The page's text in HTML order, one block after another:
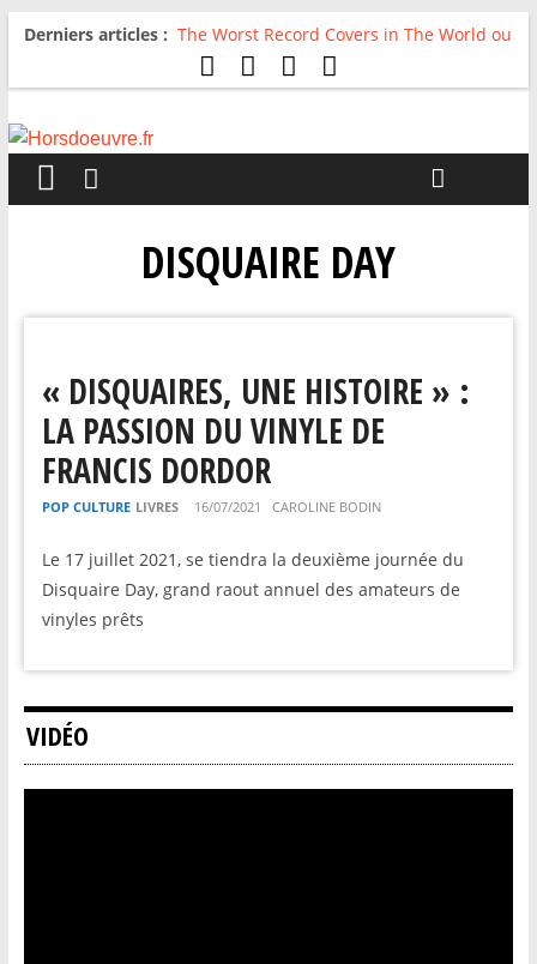
Derniers articles : The Worst Record Covers in The World ou
Comment rire du pire
Avril 2026 : C’est dans les vieux pots
For The First Time, Again : Tyler Ballgame
DISQUAIRE DAY
« DISQUAIRES, UNE HISTOIRE » :
LA PASSION DU VINYLE DE
FRANCIS DORDOR
POP CULTURE LIVRES 16/07/2021 CAROLINE BODIN
Le 17 juillet 2021, se tiendra la deuxième journée du
Disquaire Day, grand raout annuel des amateurs de
vinyles prêts
VIDÉO